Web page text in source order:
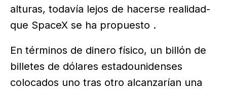
alturas, todavía lejos de hacerse realidad-
que SpaceX se ha propuesto .
En términos de dinero físico, un billón de
billetes de dólares estadounidenses
colocados uno tras otro alcanzarían una